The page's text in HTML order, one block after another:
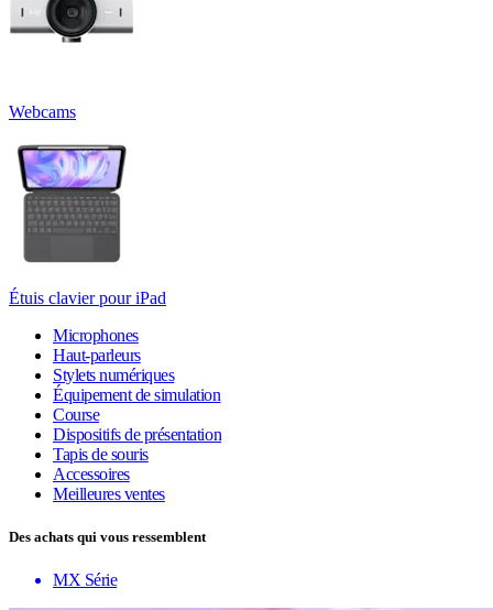
Webcams
Étuis clavier pour iPad
Microphones
Haut-parleurs
Stylets numériques
Équipement de simulation
Course
Dispositifs de présentation
Tapis de souris
Accessoires
Meilleures ventes
Des achats qui vous ressemblent
MX Série